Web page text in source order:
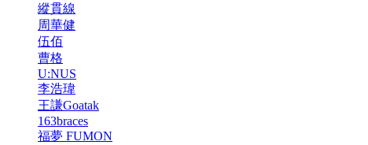
縱貫線
周華健
伍佰
曹格
U:NUS
李浩瑋
王謙Goatak
163braces
福夢 FUMON